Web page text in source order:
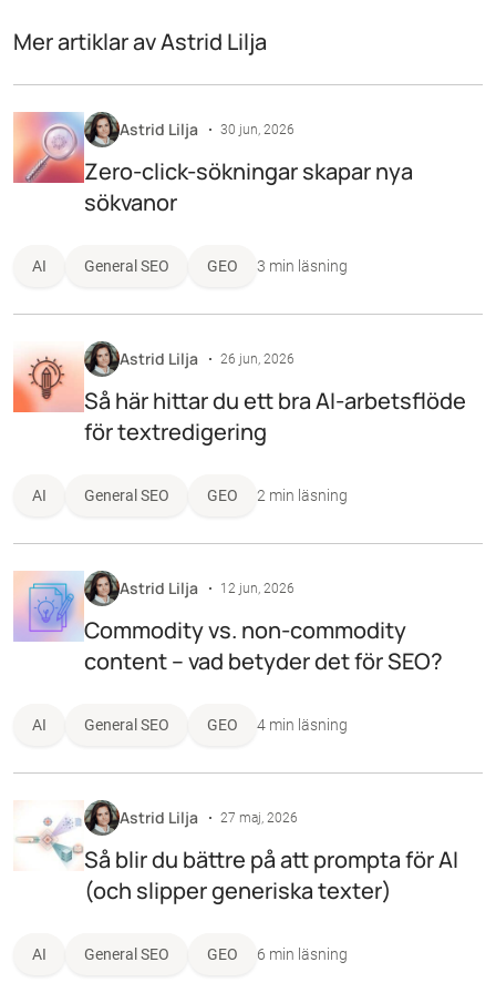
Mer artiklar av Astrid Lilja
Astrid Lilja 30 jun, 2026
Zero-click-sökningar skapar nya
sökvanor
AI General SEO GEO 3 min läsning
Astrid Lilja 26 jun, 2026
Så här hittar du ett bra AI-arbetsflöde
för textredigering
AI General SEO GEO 2 min läsning
Astrid Lilja 12 jun, 2026
Commodity vs. non-commodity
content – vad betyder det för SEO?
AI General SEO GEO 4 min läsning
Astrid Lilja 27 maj, 2026
Så blir du bättre på att prompta för AI
(och slipper generiska texter)
AI General SEO GEO 6 min läsning